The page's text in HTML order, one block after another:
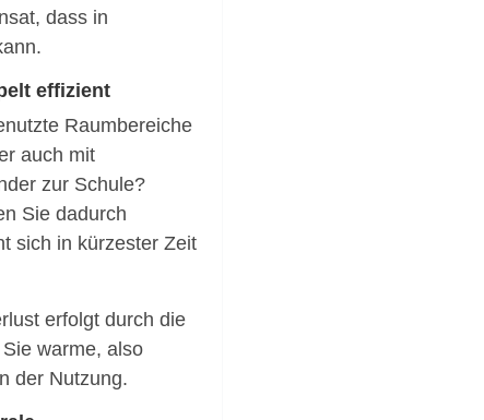
dass in
effizient
Raumbereiche
auch mit
zur Schule?
Sie dadurch
sich in kürzester Zeit
erfolgt durch die
warme, also
der Nutzung.